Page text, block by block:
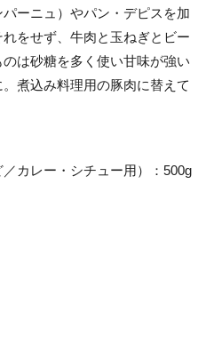
ーニュ）やパン・デピスを加
をせず、牛肉と玉ねぎとビー
は砂糖を多く使い甘味が強い
煮込み料理用の豚肉に替えて
カレー・シチュー用）：500g